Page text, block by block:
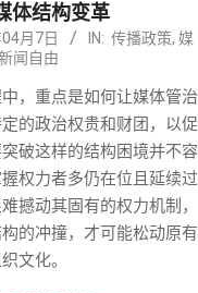
体结构变革
月7日 IN: 传播政策, 媒
闻自由
，重点是如何让媒体管治
的政治权贵和财团，以促
破这样的结构困境并不容
权力者多仍在位且延续过
撼动其固有的权力机制，
的冲撞，才可能松动原有
文化。